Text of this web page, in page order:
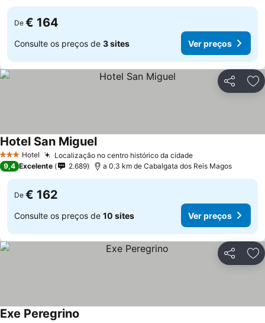
De € 164
Consulte os preços de 3 sites Ver preços
Partilhar
3 EstrelasHotel Localização no centro histórico da cidade
Hotel San Miguel
9,4 Excelente 2.689 a 0.3 km de Cabalgata dos Reis Magos
De € 162
Consulte os preços de 10 sites Ver preços
Partilhar
Exe Peregrino